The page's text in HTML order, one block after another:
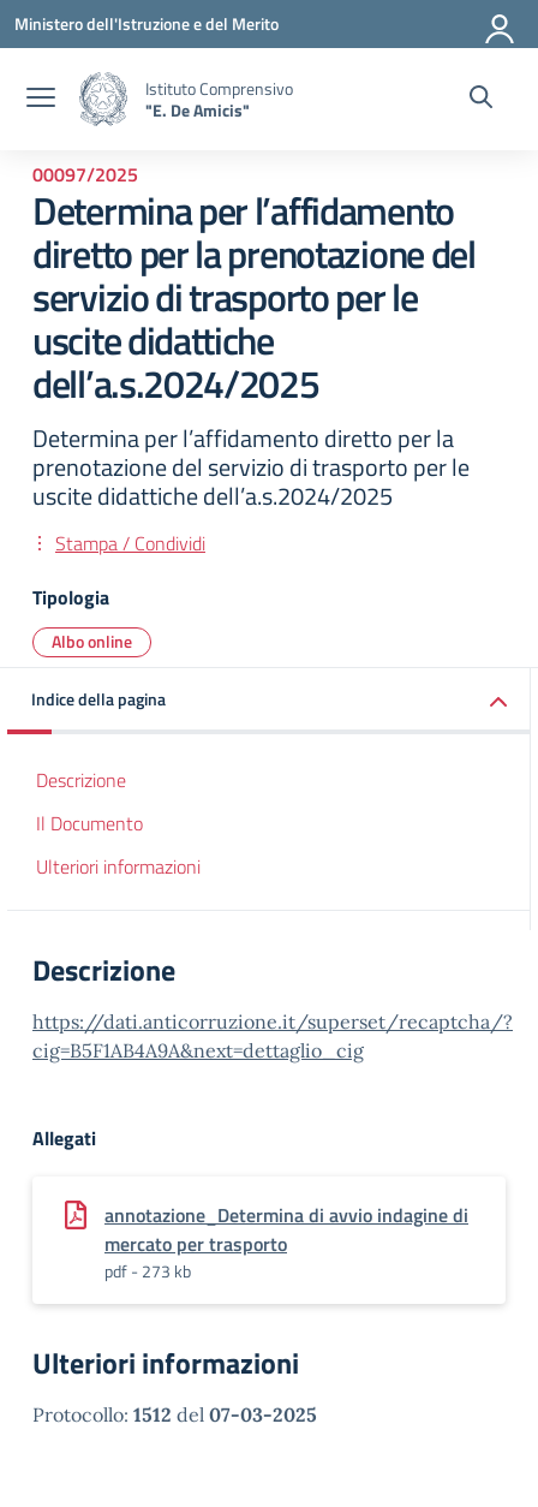
Vai ai contenuti
Vai al menu di navigazione
Vai al footer
Ministero dell'Istruzione e del Merito
Istituto Comprensivo
"E. De Amicis"
00097/2025
Determina per l’affidamento
diretto per la prenotazione del
servizio di trasporto per le
uscite didattiche
dell’a.s.2024/2025
Determina per l’affidamento diretto per la
prenotazione del servizio di trasporto per le
uscite didattiche dell’a.s.2024/2025
Stampa / Condividi
Tipologia
Albo online
Indice della pagina
Descrizione
Il Documento
Ulteriori informazioni
Descrizione
https://dati.anticorruzione.it/superset/recaptcha/?
cig=B5F1AB4A9A&next=dettaglio_cig
Allegati
annotazione_Determina di avvio indagine di
mercato per trasporto
pdf - 273 kb
Ulteriori informazioni
Protocollo: 1512 del 07-03-2025